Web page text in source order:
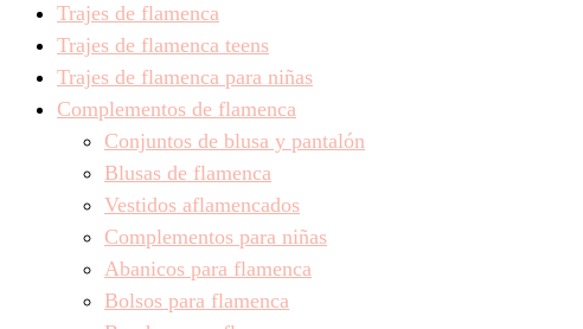
Trajes de flamenca
Trajes de flamenca teens
Trajes de flamenca para niñas
Complementos de flamenca
Conjuntos de blusa y pantalón
Blusas de flamenca
Vestidos aflamencados
Complementos para niñas
Abanicos para flamenca
Bolsos para flamenca